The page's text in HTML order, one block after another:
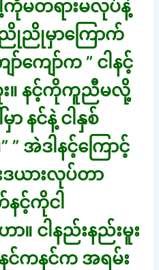
မတရားမလုပ်နဲ့
ညိုညိုမှာကြောက်
ကျော်က ” ငါနင့်
။ နင့်ကိုကူညီမလို့
ာ နင်နဲ့ ငါနှစ်
အဲဒါနင့်ကြောင့်
ဒယားလုပ်တာ
င့်ကိုငါ
။ ငါနည်းနည်းမူး
နင်ကနင်က အရမ်း